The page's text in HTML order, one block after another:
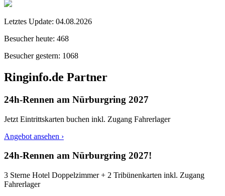
Letztes Update: 04.08.2026
Besucher heute: 468
Besucher gestern: 1068
Ringinfo.de Partner
24h-Rennen am Nürburgring 2027
Jetzt Eintrittskarten buchen inkl. Zugang Fahrerlager
Angebot ansehen ›
24h-Rennen am Nürburgring 2027!
3 Sterne Hotel Doppelzimmer + 2 Tribünenkarten inkl. Zugang
Fahrerlager